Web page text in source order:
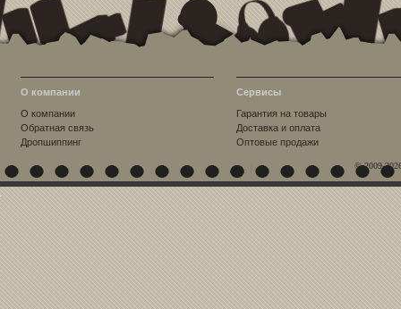
О компании
О компании
Обратная связь
Дропшиппинг
Сервисы
Гарантия на товары
Доставка и оплата
Оптовые продажи
© 2009-